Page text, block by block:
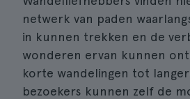
netwerk van paden
in kunnen trekken en de
wonderen ervan kunnen
korte wandelingen tot
bezoekers kunnen zelf de